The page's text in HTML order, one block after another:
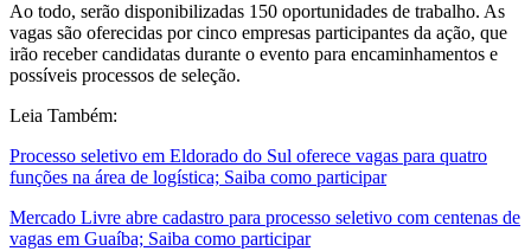
Ao todo, serão disponibilizadas 150 oportunidades de trabalho. As
vagas são oferecidas por cinco empresas participantes da ação, que
irão receber candidatas durante o evento para encaminhamentos e
possíveis processos de seleção.
Leia Também:
Processo seletivo em Eldorado do Sul oferece vagas para quatro
funções na área de logística; Saiba como participar
Mercado Livre abre cadastro para processo seletivo com centenas de
vagas em Guaíba; Saiba como participar